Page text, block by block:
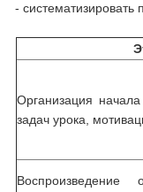
-
Организация начала
задач урока,
Воспроизведение